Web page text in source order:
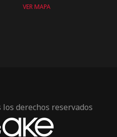
VER MAPA
derechos reservados